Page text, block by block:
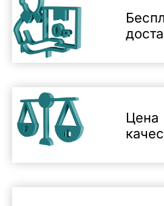
Цена